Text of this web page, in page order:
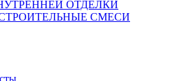
ОТДЕЛКИ
СМЕСИ